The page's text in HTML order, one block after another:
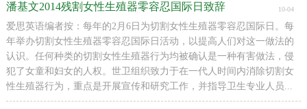
潘基文2014残割女性生殖器零容忍国际日致辞 10-04
爱思英语编者按：每年的2月6日为切割女性生殖器零容忍国际日。每
年举办切割女性生殖器零容忍国际日活动，以提高人们对这一做法的
认识。任何种类的切割女性生殖器行为均被确认是一种有害做法，侵
犯了女童和妇女的人权。世卫组织致力于在一代人时间内消除切割女
性生殖器行为，重点是开展宣传和研究工作，并指导卫生专业人员...